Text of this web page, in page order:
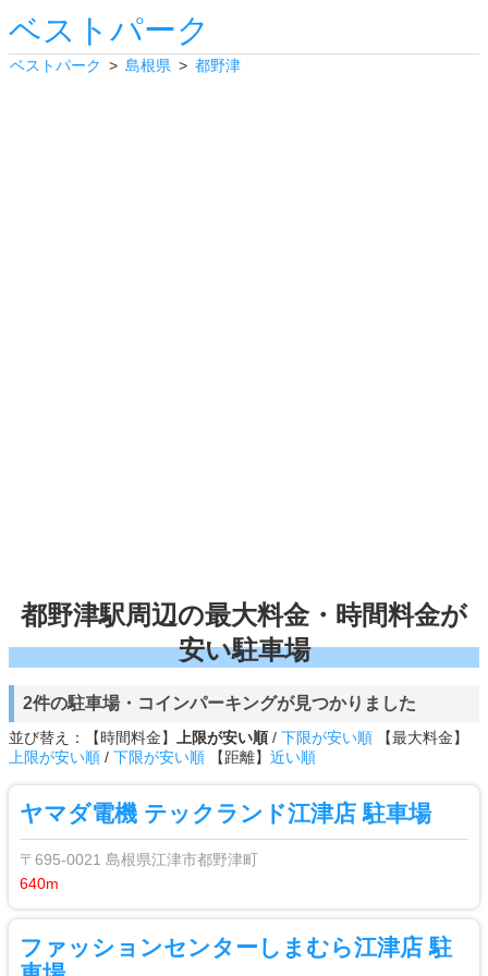
ベストパーク
ベストパーク 島根県 都野津
都野津駅周辺の最大料金・時間料金が
安い駐車場
2件の駐車場・コインパーキングが見つかりました
並び替え：【時間料金】 上限が安い順 / 下限が安い順 【最大料金】
上限が安い順 / 下限が安い順 【距離】 近い順
ヤマダ電機 テックランド江津店 駐車場
〒695-0021 島根県江津市都野津町
640m
ファッションセンターしまむら江津店 駐